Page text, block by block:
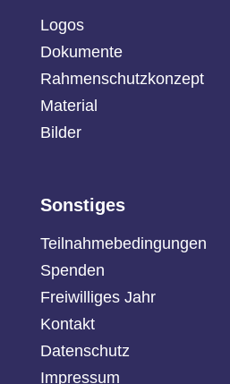
Logos
Dokumente
Rahmenschutzkonzept
Material
Bilder
Sonstiges
Teilnahmebedingungen
Spenden
Freiwilliges Jahr
Kontakt
Datenschutz
Impressum